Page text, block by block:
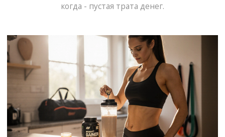
когда - пустая трата денег.